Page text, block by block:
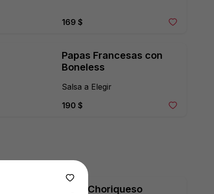
169 $
Papas Francesas con
Boneless
Salsa a Elegir
190 $
Papa Choriqueso